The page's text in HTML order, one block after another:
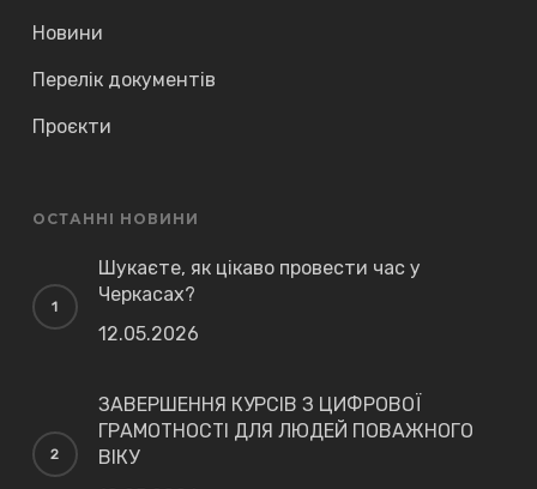
Новини
Перелік документів
Проєкти
ОСТАННІ НОВИНИ
Шукаєте, як цікаво провести час у
Черкасах?
12.05.2026
ЗАВЕРШЕННЯ КУРСІВ З ЦИФРОВОЇ
ГРАМОТНОСТІ ДЛЯ ЛЮДЕЙ ПОВАЖНОГО
ВІКУ